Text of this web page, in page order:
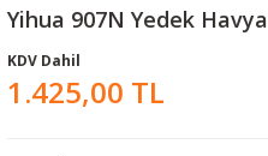
Kameralar
Yihua 907N Yedek Havya
KDV Dahil
1.425,00 TL